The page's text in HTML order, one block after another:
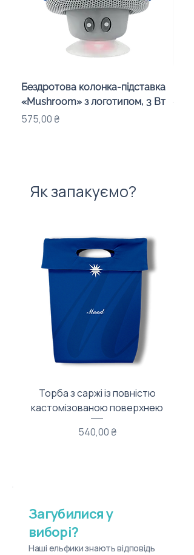
Бездротова колонка-підставка
«Mushroom» з логотипом, 3 Вт
Ціна
575,00 ₴
Як запакуємо?
Торба з саржі із повністю
кастомізованою поверхнею
Ціна
540,00 ₴
Загубилися у
виборі?
Наші ельфики знають відповідь